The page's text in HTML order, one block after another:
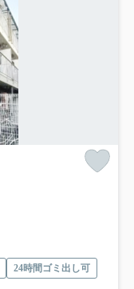
24時間ゴミ出し可